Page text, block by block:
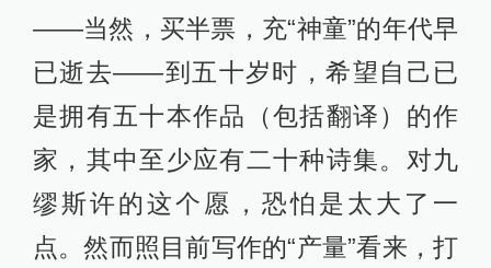
——当然，买半票，充“神童”的年代早
已逝去——到五十岁时，希望自己已
是拥有五十本作品（包括翻译）的作
家，其中至少应有二十种诗集。对九
缪斯许的这个愿，恐怕是太大了一
点。然而照目前写作的“产量”看来，打